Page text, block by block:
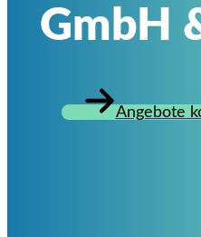
GmbH
Angebote